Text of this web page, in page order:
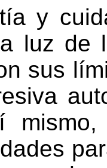
y
luz de
sus